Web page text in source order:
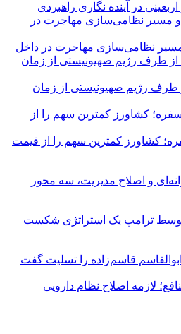
در آینده نگاری راهبردی
نظامی‌سازی مهاجرت در داخل
غزه از طرف رژیم صهیونیستی از زمان
کشاورز کمترین سهم را از قیمت
و اصلاح مدیریت، سه محور
توسط ترامپ یک استراتژی شکست
قاسم‌زاده را تسلیت گفت
لازمه اصلاح نظام دارویی